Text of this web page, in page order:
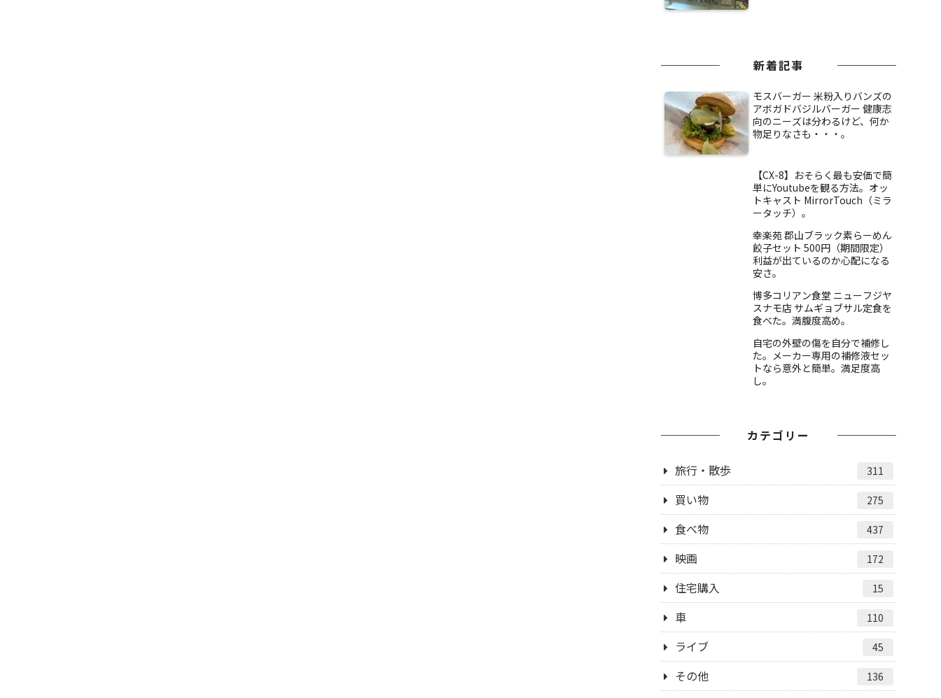
新着記事
モスバーガー 米粉入りバンズの
アボガドバジルバーガー 健康志
向のニーズは分わるけど、何か
物足りなさも・・・。
【CX-8】おそらく最も安価で簡
単にYoutubeを観る方法。オッ
トキャスト MirrorTouch（ミラ
ータッチ）。
幸楽苑 郡山ブラック素らーめん
餃子セット 500円（期間限定）
利益が出ているのか心配になる
安さ。
博多コリアン食堂 ニューフジヤ
スナモ店 サムギョブサル定食を
食べた。満腹度高め。
自宅の外壁の傷を自分で補修し
た。メーカー専用の補修液セッ
トなら意外と簡単。満足度高
し。
カテゴリー
旅行・散歩 311
買い物 275
食べ物 437
映画 172
住宅購入 15
車 110
ライブ 45
その他 136